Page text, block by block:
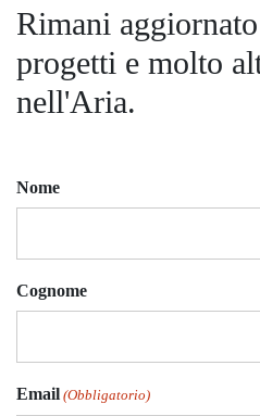
Rimani
progetti e molto
nell'Aria.
Nome
Cognome
Email (Obbligatorio)